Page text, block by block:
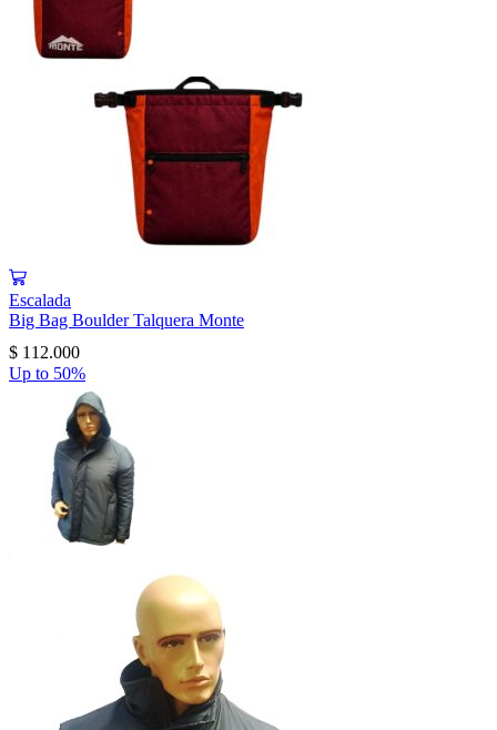
Escalada
Big Bag Boulder Talquera Monte
$ 112.000
Up to 50%